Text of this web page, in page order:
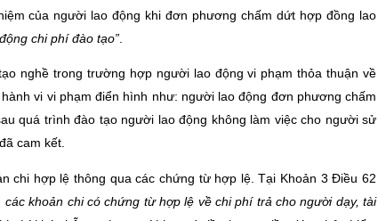
của người lao động khi đơn phương chấm dứt hợp đồng lao
chi phí đào tạo”
nghề trong trường hợp người lao động vi phạm thỏa thuận về
vi vi phạm điển hình như: người lao động đơn phương chấm
quá trình đào tạo người lao động không làm việc cho người sử
cam kết.
chi hợp lệ thông qua các chứng từ hợp lệ. Tại Khoản 3 Điều 62
các khoản chi có chứng từ hợp lệ về chi phí trả cho người dạy, tài